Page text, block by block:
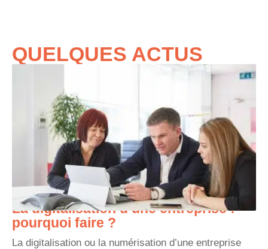
QUELQUES ACTUS
La digitalisation d’une entreprise :
pourquoi faire ?
La digitalisation ou la numérisation d’une entreprise